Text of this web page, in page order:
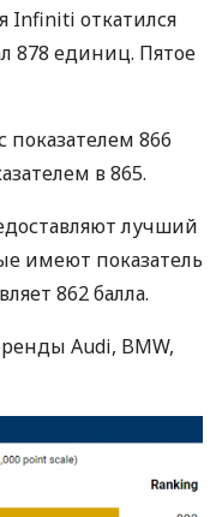
Infiniti откатился
878 единиц. Пятое
показателем 866
в 865.
лучший
имеют показатель
862 балла.
Audi, BMW,